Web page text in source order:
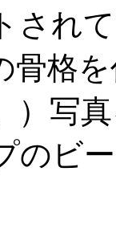
され
骨格
）写
のビ